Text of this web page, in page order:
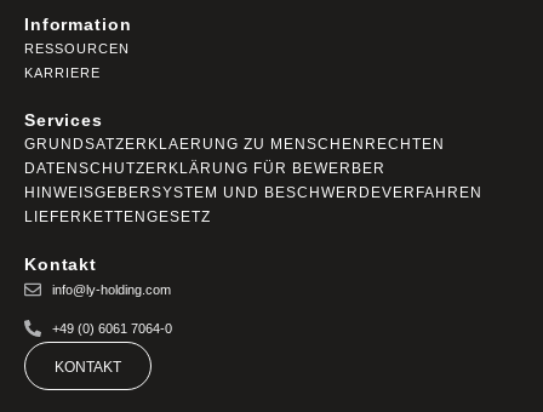
Information
RESSOURCEN
KARRIERE
Services
GRUNDSATZERKLAERUNG ZU MENSCHENRECHTEN
DATENSCHUTZERKLÄRUNG FÜR BEWERBER
HINWEISGEBERSYSTEM UND BESCHWERDEVERFAHREN
LIEFERKETTENGESETZ
Kontakt
info@ly-holding.com
+49 (0) 6061 7064-0
KONTAKT